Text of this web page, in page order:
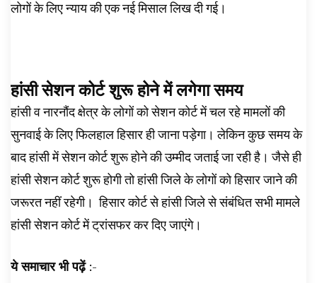
लोगों के लिए न्याय की एक नई मिसाल लिख दी गई।
हांसी सेशन कोर्ट शुरू होने में लगेगा समय
हांसी व नारनौंद क्षेत्र के लोगों को सेशन कोर्ट में चल रहे मामलों की
सुनवाई के लिए फिलहाल हिसार ही जाना पड़ेगा। लेकिन कुछ समय के
बाद हांसी में सेशन कोर्ट शुरू होने की उम्मीद जताई जा रही है। जैसे ही
हांसी सेशन कोर्ट शुरू होगी तो हांसी जिले के लोगों को हिसार जाने की
जरूरत नहीं रहेगी। ‌ हिसार कोर्ट से हांसी जिले से संबंधित सभी मामले
हांसी सेशन कोर्ट में ट्रांसफर कर दिए जाएंगे।
ये समाचार भी पढ़ें:-